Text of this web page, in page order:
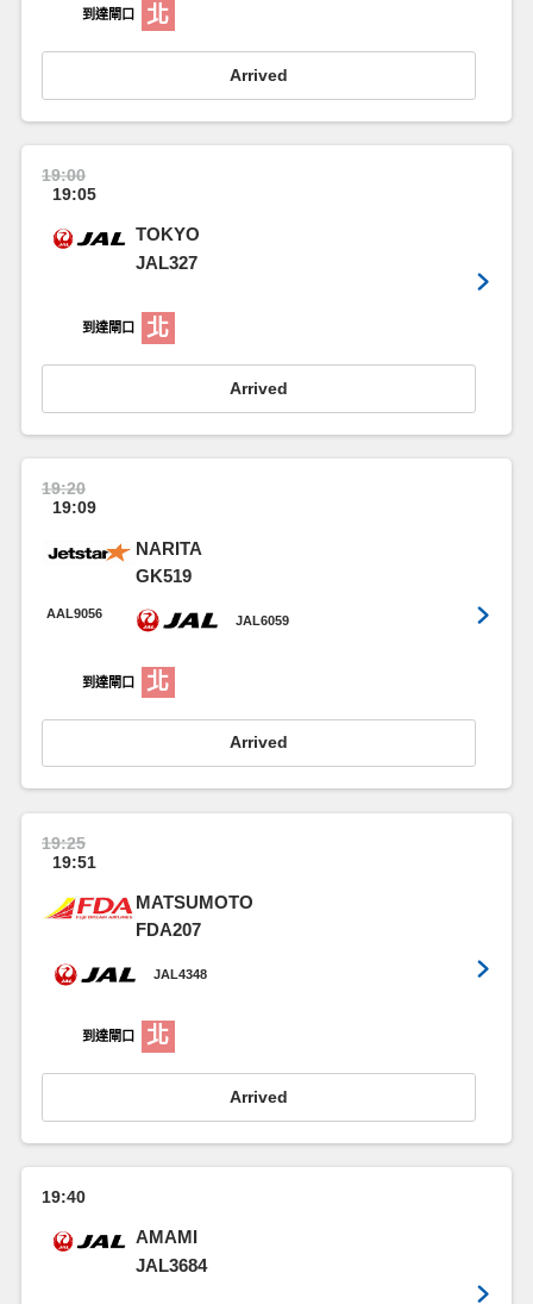
到達閘口 北
Arrived
19:00
19:05
TOKYO
JAL327
到達閘口 北
Arrived
19:20
19:09
NARITA
GK519
AAL9056 JAL6059
到達閘口 北
Arrived
19:25
19:51
MATSUMOTO
FDA207
JAL4348
到達閘口 北
Arrived
19:40
AMAMI
JAL3684